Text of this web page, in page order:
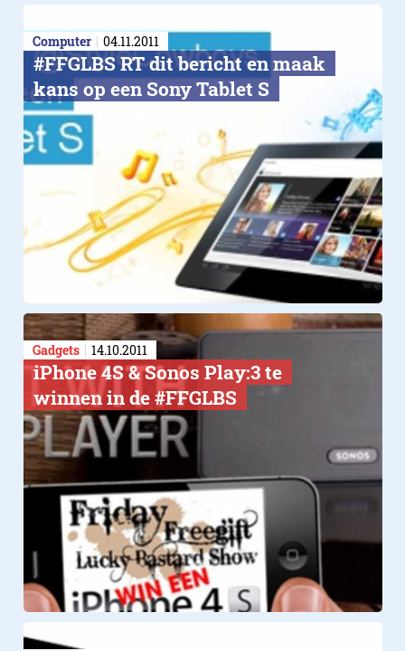
Computer 04.11.2011
#FFGLBS RT dit bericht en maak
kans op een Sony Tablet S
Gadgets 14.10.2011
iPhone 4S & Sonos Play:3 te
winnen in de #FFGLBS